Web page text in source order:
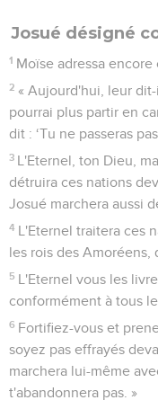
Josué désigné
1 Moïse adressa encore
2 « Aujourd'hui, leur
pourrai plus partir en
dit : ‘Tu ne passeras
3 L'Eternel, ton Dieu,
détruira ces nations
Josué marchera aussi
4 L'Eternel traitera ces
les rois des Amoréens,
5 L'Eternel vous les
conformément à tous
6 Fortifiez-vous et
soyez pas effrayés
marchera lui-même
t'abandonnera pas. »